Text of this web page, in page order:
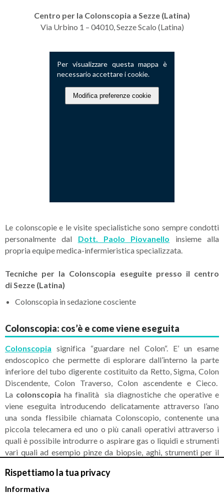
Rispettiamo la tua privacy
Informativa
Centro per la Colonscopia a Sezze (Latina)
Via Urbino 1 – 04010, Sezze Scalo (Latina)
Per visualizzare questa mappa è
necessario accettare i cookie.
Modifica preferenze cookie
Le colonscopie e le visite specialistiche sono sempre condotti
personalmente dal Dott. Paolo Piovanello insieme alla
propria equipe medica-infermieristica specializzata.
Tecniche per la Colonscopia eseguite presso il centro
diSezze (Latina)
Colonscopia in sedazione cosciente
Colonscopia: cos’è e come viene eseguita
Colonscopia significa “guardare nel Colon“. E’ un esame
endoscopico che permette di esplorare dall’interno la parte
inferiore del tubo digerente costituito da Retto, Sigma, Colon
Discendente, Colon Traverso, Colon ascendente e Cieco.
La colonscopia ha finalità sia diagnostiche che operative e
viene eseguita introducendo delicatamente attraverso l’ano
una sonda flessibile chiamata Colonscopio, contenente una
piccola telecamera ed uno o più canali operativi attraverso i
quali è possibile introdurre o aspirare gas o liquidi e strumenti
vari quali ad esempio pinze da biopsie, aghi, strumenti per il
utilizzato un robot monouso anzichè la classica sonda
flessibile.